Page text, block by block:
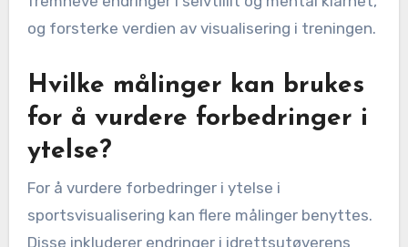
visualisering?
Idrettsutøvere kan måle visualiseringens
effektivitet ved å spore ytelsesmålinger,
selvvurdering og tilbakemelding. De bør etablere
klare mål for visualiseringsøktene, som
forbedret fokus eller redusert angst.
Regelmessig gjennomgang av disse målene mot
faktiske ytelsesresultater gir innsikt i